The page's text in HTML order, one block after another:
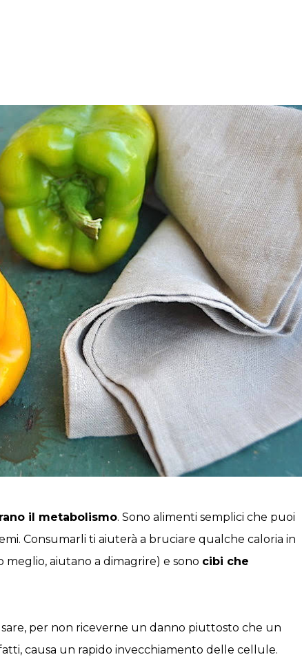
il metabolismo. Sono alimenti semplici che puoi
Consumarli ti aiuterà a bruciare qualche caloria in
meglio, aiutano a dimagrire) e sono cibi che
per non riceverne un danno piuttosto che un
causa un rapido invecchiamento delle cellule.
FacebookTwitterPinterest